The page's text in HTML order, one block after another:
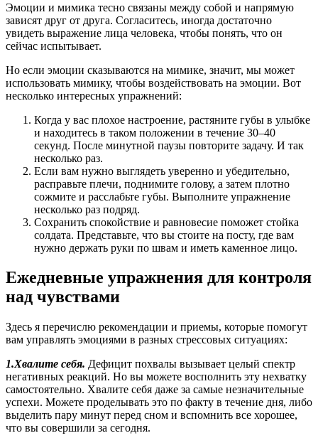
Эмоции и мимика тесно связаны между собой и напрямую
зависят друг от друга. Согласитесь, иногда достаточно
увидеть выражение лица человека, чтобы понять, что он
сейчас испытывает.
Но если эмоции сказываются на мимике, значит, мы может
использовать мимику, чтобы воздействовать на эмоции. Вот
несколько интересных упражнений:
Когда у вас плохое настроение, растяните губы в улыбке
и находитесь в таком положении в течение 30–40
секунд. После минутной паузы повторите задачу. И так
несколько раз.
Если вам нужно выглядеть уверенно и убедительно,
расправьте плечи, поднимите голову, а затем плотно
сожмите и расслабьте губы. Выполните упражнение
несколько раз подряд.
Сохранить спокойствие и равновесие поможет стойка
солдата. Представьте, что вы стоите на посту, где вам
нужно держать руки по швам и иметь каменное лицо.
Ежедневные упражнения для контроля
над чувствами
Здесь я перечислю рекомендации и приемы, которые помогут
вам управлять эмоциями в разных стрессовых ситуациях:
1.Хвалите себя. Дефицит похвалы вызывает целый спектр
негативных реакций. Но вы можете восполнить эту нехватку
самостоятельно. Хвалите себя даже за самые незначительные
успехи. Можете проделывать это по факту в течение дня, либо
выделить пару минут перед сном и вспомнить все хорошее,
что вы совершили за сегодня.